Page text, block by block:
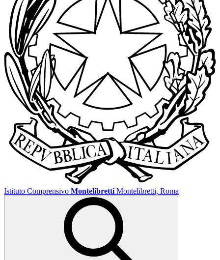
Istituto Comprensivo Montelibretti Montelibretti, Roma